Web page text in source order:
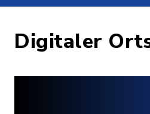
Digitaler